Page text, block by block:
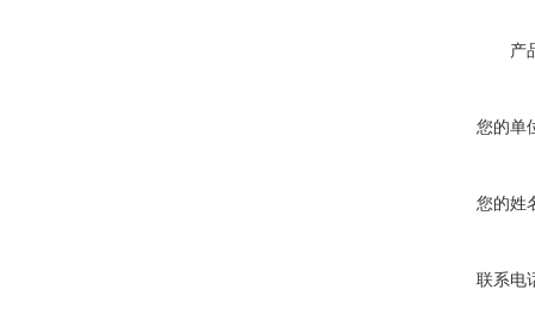
产
您的单
您的姓
联系电